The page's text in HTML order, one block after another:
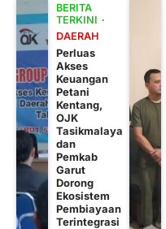
BERITA
TERKINI
DAERAH
Perluas
Akses
Keuangan
Petani
Kentang,
OJK
Tasikmalaya
dan
Pemkab
Garut
Dorong
Ekosistem
Pembiayaan
Terintegrasi